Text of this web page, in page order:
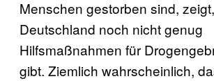
Menschen gestorben sind,
Deutschland noch nicht genug
Hilfsmaßnahmen für
gibt. Ziemlich wahrscheinlich,